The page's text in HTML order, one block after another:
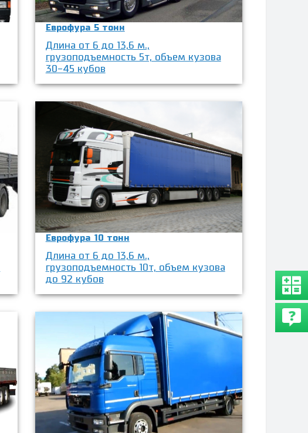
Еврофура 5 тонн
Длина от 6 до 13,6 м.,
грузоподъемность 5т, объем кузова
30-45 кубов
Еврофура 10 тонн
Длина от 6 до 13,6 м.,
грузоподъемность 10т, объем кузова
до 92 кубов